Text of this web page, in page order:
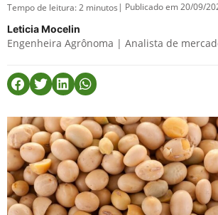
Tempo de leitura:2 minutos | Publicado em 20/09/
Leticia Mocelin
Engenheira Agrônoma | Analista de